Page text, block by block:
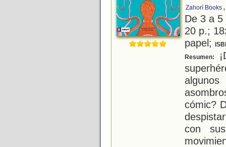
Zahorí Books
De 3 a
20 p.;
papel;
Resumen:
cómic?
con